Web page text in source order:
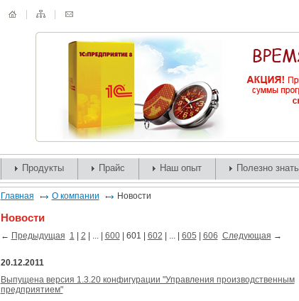
Продукты Прайс Наш опыт Полезно знать
Главная О компании Новости
Новости
← Предыдущая 1 2 | ... | 600| 601 602 | ... | 605 606 Следующая →
20.12.2011
Выпущена версия 1.3.20 конфигурации "Управления производственным
предприятием"